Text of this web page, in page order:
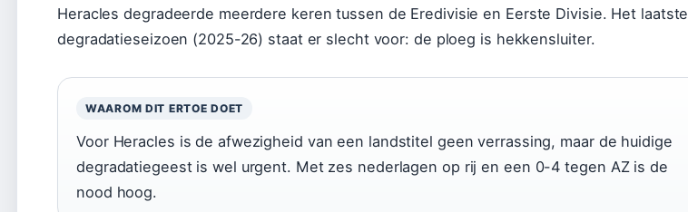
Heracles degradeerde meerdere keren tussen de Eredivisie en Eerste Divisie. Het laatste
degradatieseizoen (2025-26) staat er slecht voor: de ploeg is hekkensluiter.
WAAROM DIT ERTOE DOET
Voor Heracles is de afwezigheid van een landstitel geen verrassing, maar de huidige
degradatiegeest is wel urgent. Met zes nederlagen op rij en een 0-4 tegen AZ is de
nood hoog.